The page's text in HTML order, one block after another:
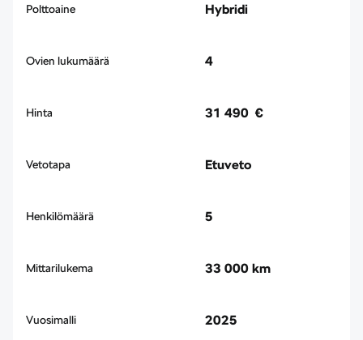
Polttoaine Hybridi
Ovien lukumäärä 4
Hinta 31 490 €
Vetotapa Etuveto
Henkilömäärä 5
Mittarilukema 33 000 km
Vuosimalli 2025